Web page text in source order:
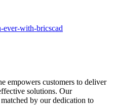
ever-with-bricscad
empowers customers to deliver
solutions. Our
by our dedication to